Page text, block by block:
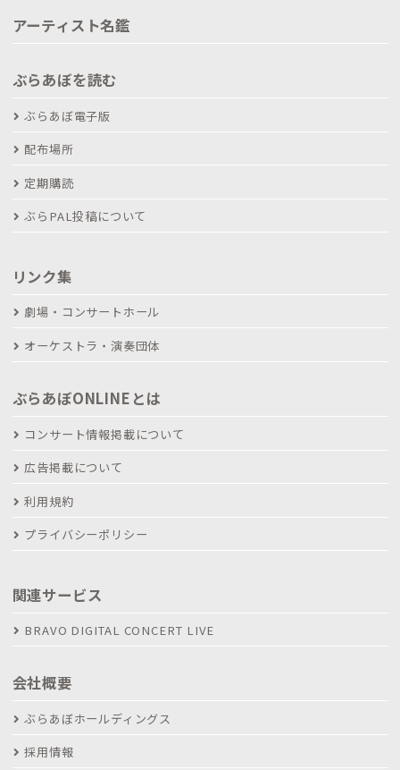
アーティスト名鑑
ぶらあぼを読む
ぶらあぼ電子版
配布場所
定期購読
ぶらPAL投稿について
リンク集
劇場・コンサートホール
オーケストラ・演奏団体
ぶらあぼONLINEとは
コンサート情報掲載について
広告掲載について
利用規約
プライバシーポリシー
関連サービス
BRAVO DIGITAL CONCERT LIVE
会社概要
ぶらあぼホールディングス
採用情報